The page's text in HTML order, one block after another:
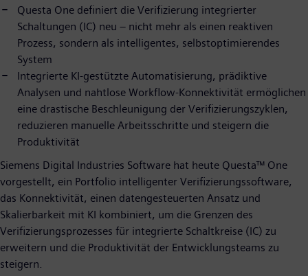
Questa One definiert die Verifizierung integrierter
Schaltungen (IC) neu – nicht mehr als einen reaktiven
Prozess, sondern als intelligentes, selbstoptimierendes
System
Integrierte KI-gestützte Automatisierung, prädiktive
Analysen und nahtlose Workflow-Konnektivität ermöglichen
eine drastische Beschleunigung der Verifizierungszyklen,
reduzieren manuelle Arbeitsschritte und steigern die
Produktivität
Siemens Digital Industries Software hat heute Questa™ One
vorgestellt, ein Portfolio intelligenter Verifizierungssoftware,
das Konnektivität, einen datengesteuerten Ansatz und
Skalierbarkeit mit KI kombiniert, um die Grenzen des
Verifizierungsprozesses für integrierte Schaltkreise (IC) zu
erweitern und die Produktivität der Entwicklungsteams zu
steigern.